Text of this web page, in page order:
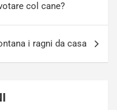
col cane?
i ragni da casa